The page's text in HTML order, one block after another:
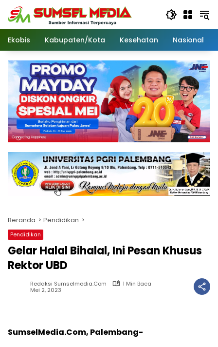
Langsung
konten
Ekobis
Kabupaten/Kota Kesehatan Nasional
Beranda Pendidikan
Pendidikan
Gelar Halal Bihalal, Ini Pesan Khusus
Rektor UBD
Redaksi Sumselmedia.com
1 Min Baca
Mei 2, 2023
SumselMedia.Com, Palembang-